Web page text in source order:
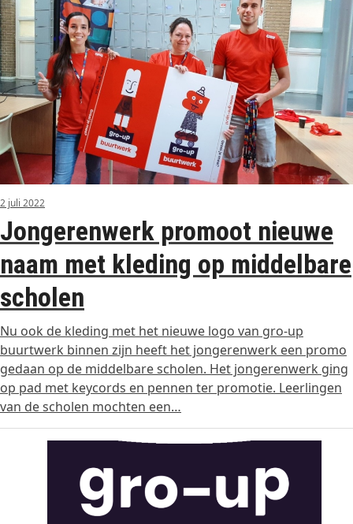
2 juli 2022
Jongerenwerk promoot nieuwe
naam met kleding op middelbare
scholen
Nu ook de kleding met het nieuwe logo van gro-up
buurtwerk binnen zijn heeft het jongerenwerk een promo
gedaan op de middelbare scholen. Het jongerenwerk ging
op pad met keycords en pennen ter promotie. Leerlingen
van de scholen mochten een…